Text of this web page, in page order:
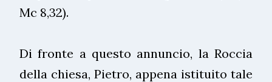
Mc 8,32).
Di fronte a questo annuncio, la Roccia
della chiesa, Pietro, appena istituito tale